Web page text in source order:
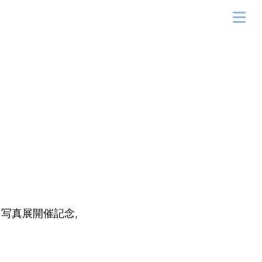
真展開催記念,